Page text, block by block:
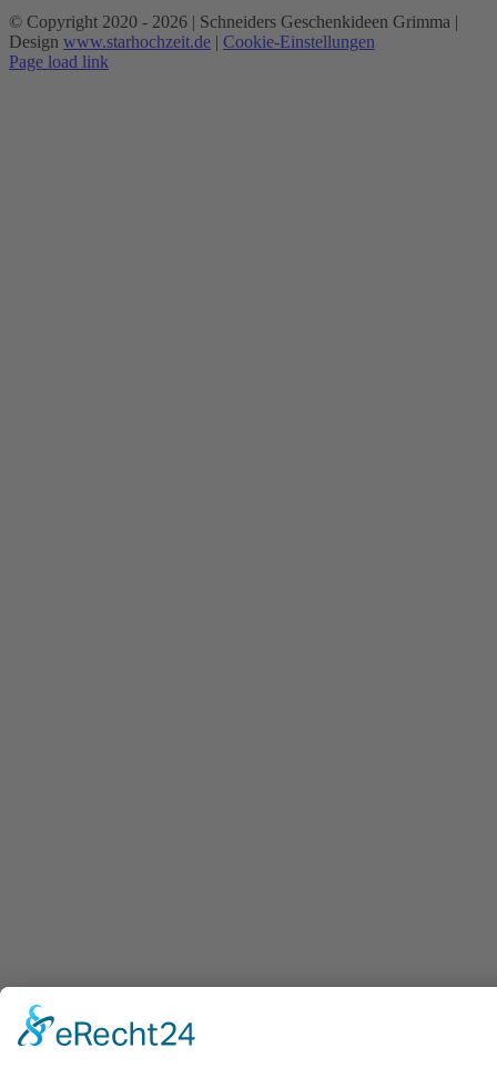
© Copyright 2020 - 2026 | Schneiders Geschenkideen Grimma |
Design www.starhochzeit.de | Cookie-Einstellungen
Page load link